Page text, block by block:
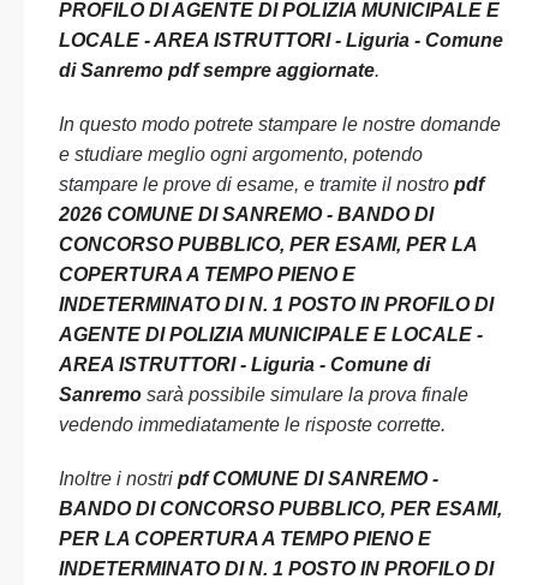
PROFILO DI AGENTE DI POLIZIA MUNICIPALE E
LOCALE - AREA ISTRUTTORI - Liguria - Comune
di Sanremo pdf sempre aggiornate.
In questo modo potrete stampare le nostre domande
e studiare meglio ogni argomento, potendo
stampare le prove di esame, e tramite il nostro pdf
2026 COMUNE DI SANREMO - BANDO DI
CONCORSO PUBBLICO, PER ESAMI, PER LA
COPERTURA A TEMPO PIENO E
INDETERMINATO DI N. 1 POSTO IN PROFILO DI
AGENTE DI POLIZIA MUNICIPALE E LOCALE -
AREA ISTRUTTORI - Liguria - Comune di
Sanremo sarà possibile simulare la prova finale
vedendo immediatamente le risposte corrette.
Inoltre i nostri pdf COMUNE DI SANREMO -
BANDO DI CONCORSO PUBBLICO, PER ESAMI,
PER LA COPERTURA A TEMPO PIENO E
INDETERMINATO DI N. 1 POSTO IN PROFILO DI